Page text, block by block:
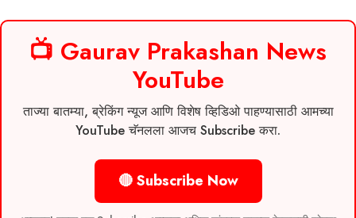
📺 Gaurav Prakashan News
YouTube
ताज्या बातम्या, ब्रेकिंग न्यूज आणि विशेष व्हिडिओ पाहण्यासाठी आमच्या
YouTube चॅनलला आजच Subscribe करा.
🔴 Subscribe Now